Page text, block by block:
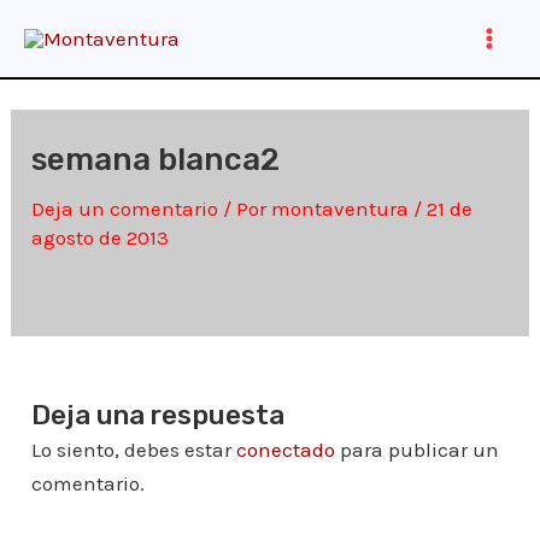
contenido
semana blanca2
Deja un comentario / Por montaventura /21 de
agosto de 2013
Deja una respuesta
Lo siento, debes estarconectado para publicar un
comentario.